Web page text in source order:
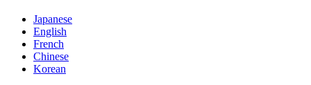
Japanese
English
French
Chinese
Korean